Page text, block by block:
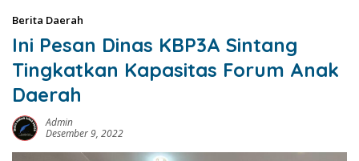
Berita Daerah
Ini Pesan Dinas KBP3A Sintang
Tingkatkan Kapasitas Forum Anak
Daerah
Admin
Desember 9, 2022